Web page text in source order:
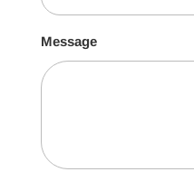
Message